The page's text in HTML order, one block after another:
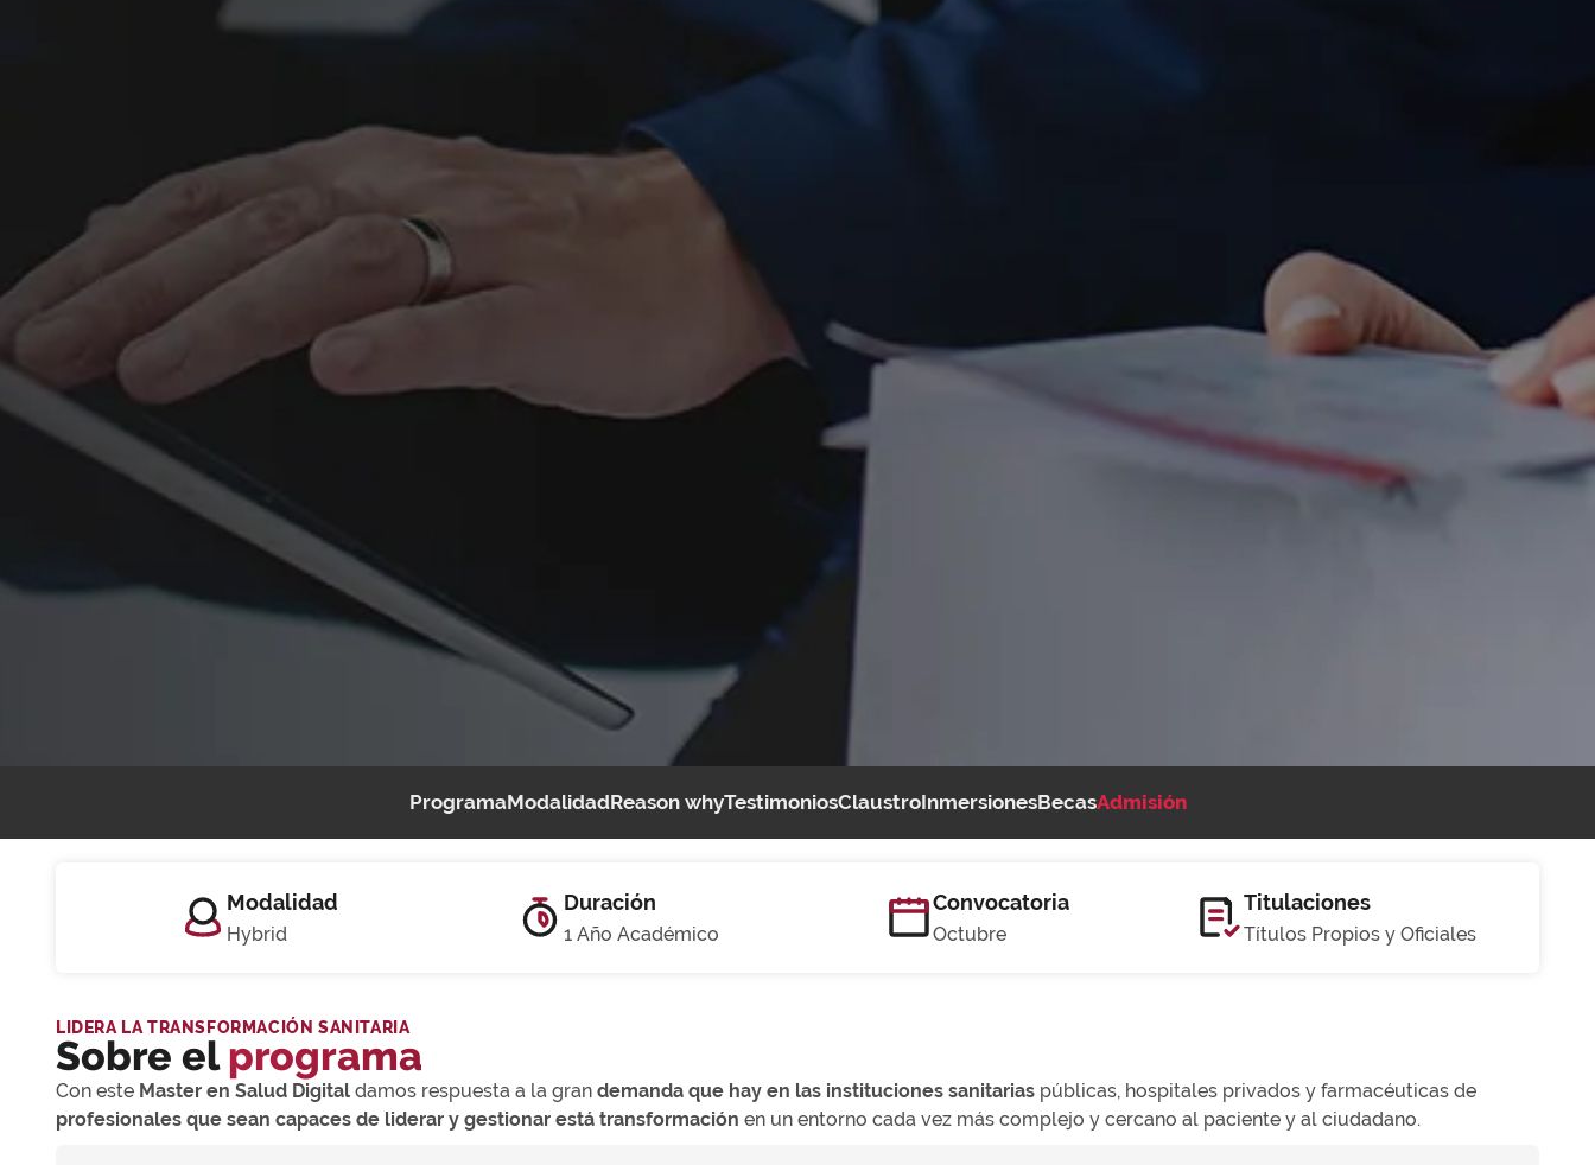
ProgramaModalidadReason whyTestimoniosClaustroInmersionesBecasAdmisión
Modalidad
Hybrid
Duración
1 Año Académico
Convocatoria
Octubre
Titulaciones
Títulos Propios y Oficiales
LIDERA LA TRANSFORMACIÓN SANITARIA
Sobre elprograma
Con este Master en Salud Digital damos respuesta a la gran demanda que hay en las instituciones sanitarias públicas, hospitales privados y farmacéuticas de
profesionales que sean capaces de liderar y gestionar está transformación en un entorno cada vez más complejo y cercano al paciente y al ciudadano.